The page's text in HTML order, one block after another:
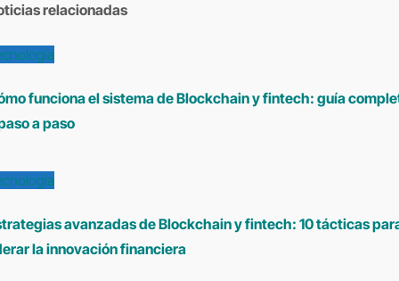
relacionadas
funciona el sistema de Blockchain y fintech: guía
a paso
avanzadas de Blockchain y fintech: 10 tácticas
la innovación financiera